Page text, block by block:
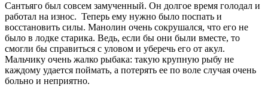
Сантьяго был совсем замученный. Он долгое время голодал и
работал на износ. Теперь ему нужно было поспать и
восстановить силы. Манолин очень сокрушался, что его не
было в лодке старика. Ведь, если бы они были вместе, то
смогли бы справиться с уловом и уберечь его от акул.
Мальчику очень жалко рыбака: такую крупную рыбу не
каждому удается поймать, а потерять ее по воле случая очень
больно и неприятно.